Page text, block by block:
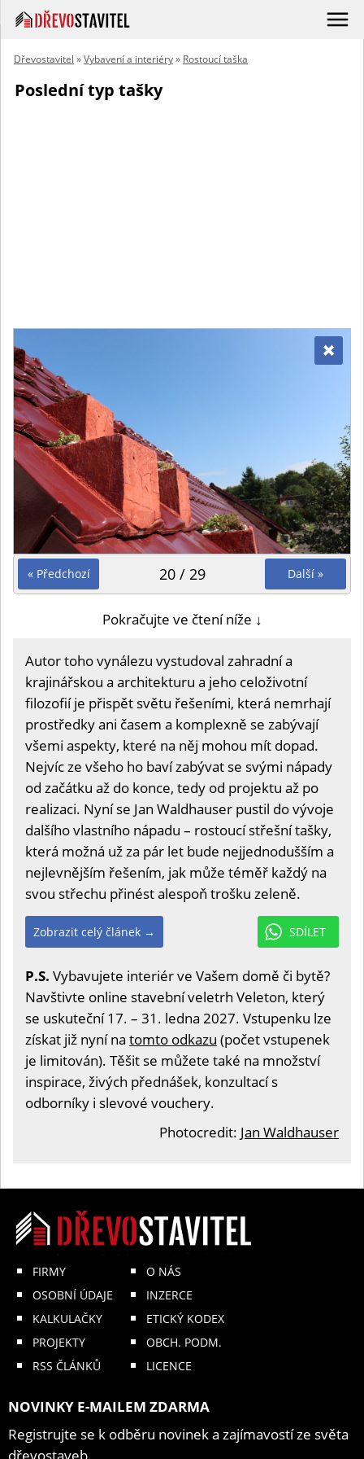
Dřevostavitel »Vybavení a interiéry» Rostoucí taška
Poslední typ tašky
« Předchozí Další »
20 / 29
Pokračujte ve čtení níže ↓
Autor toho vynálezu vystudoval zahradní a
krajinářskou a architekturu a jeho celoživotní
filozofií je přispět světu řešeními, která nemrhají
prostředky ani časem a komplexně se zabývají
všemi aspekty, které na něj mohou mít dopad.
Nejvíc ze všeho ho baví zabývat se svými nápady
od začátku až do konce, tedy od projektu až po
realizaci. Nyní se Jan Waldhauser pustil do vývoje
dalšího vlastního nápadu – rostoucí střešní tašky,
která možná už za pár let bude nejjednodušším a
nejlevnějším řešením, jak může téměř každý na
svou střechu přinést alespoň trošku zeleně.
SDÍLET
Zobrazit celý článek →
P.S. Vybavujete interiér ve Vašem domě či bytě?
Navštivte online stavební veletrh Veleton, který
se uskuteční 17. – 31. ledna 2027. Vstupenku lze
získat již nyní na tomto odkazu (počet vstupenek
je limitován). Těšit se můžete také na množství
inspirace, živých přednášek, konzultací s
odborníky i slevové vouchery.
Photocredit: Jan Waldhauser
FIRMY
OSOBNÍ ÚDAJE
KALKULAČKY
PROJEKTY
RSS ČLÁNKŮ
O NÁS
INZERCE
ETICKÝ KODEX
OBCH. PODM.
LICENCE
NOVINKY E-MAILEM ZDARMA
Registrujte se k odběru novinek a zajímavostí ze světa